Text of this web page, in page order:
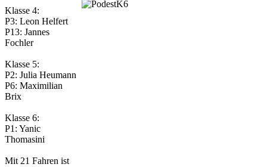
Klasse 4:
P3: Leon Helfert
P13: Jannes
Fochler
Klasse 5:
P2: Julia Heumann
P6: Maximilian
Brix
Klasse 6:
P1: Yanic
Thomasini
Mit 21 Fahren ist